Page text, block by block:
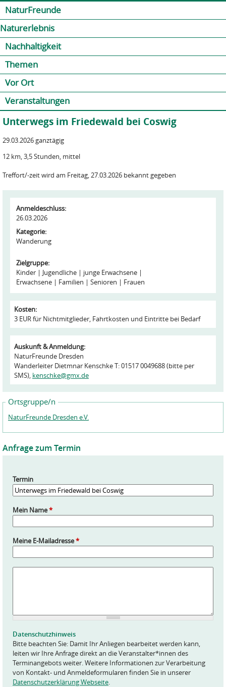
NaturFreunde
Naturerlebnis
Nachhaltigkeit
Themen
Vor Ort
Veranstaltungen
Unterwegs im Friedewald bei Coswig
29.03.2026 ganztägig
12 km, 3,5 Stunden, mittel
Treffort/-zeit wird am Freitag, 27.03.2026 bekannt gegeben
Anmeldeschluss:
26.03.2026
Kategorie:
Wanderung
Zielgruppe:
Kinder
Jugendliche
junge Erwachsene
Erwachsene
Familien Senioren Frauen
Kosten:
3 EUR für Nichtmitglieder, Fahrtkosten und Eintritte bei Bedarf
Auskunft & Anmeldung:
NaturFreunde Dresden
Wanderleiter Dietmnar Kenschke T: 01517 0049688 (bitte per
SMS), kenschke@gmx.de
Ortsgruppe/n
NaturFreunde Dresden e.V.
Anfrage zum Termin
Termin
Mein Name*
Meine E-Mailadresse*
*
Datenschutzhinweis
Bitte beachten Sie: Damit Ihr Anliegen bearbeitet werden kann,
leiten wir Ihre Anfrage direkt an die Veranstalter*innen des
Terminangebots weiter. Weitere Informationen zur Verarbeitung
von Kontakt- und Anmeldeformularen finden Sie in unserer
Datenschutzerklärung Webseite.